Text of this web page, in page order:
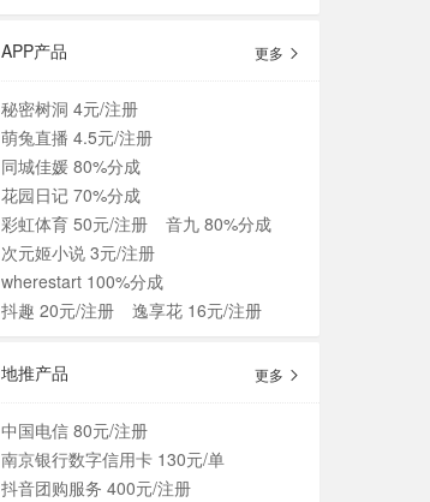
APP产品 更多
秘密树洞 4元/注册
萌兔直播 4.5元/注册
同城佳媛 80%分成
花园日记 70%分成
彩虹体育 50元/注册
音九 80%分成
次元姬小说 3元/注册
wherestart 100%分成
抖趣 20元/注册
逸享花 16元/注册
地推产品 更多
中国电信 80元/注册
南京银行数字信用卡 130元/单
抖音团购服务 400元/注册